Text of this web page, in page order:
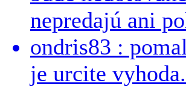
nepredajú ani
ondris83 :
je urcite